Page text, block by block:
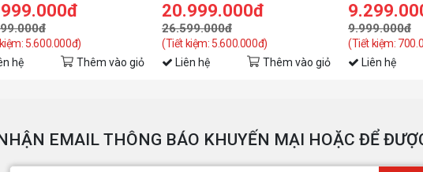
5.600.000đ)
hệ Thêm vào giỏ
20.999.000đ
26.599.000đ
(Tiết kiệm: 5.600.000đ)
Liên hệ Thêm vào giỏ
9.999.000đ
(Tiết kiệm:
Liên hệ
EMAIL THÔNG BÁO KHUYẾN MẠI HOẶC ĐỂ